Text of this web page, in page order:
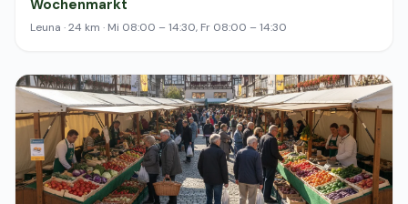
Wochenmarkt
Leuna · 24 km · Mi 08:00 – 14:30, Fr 08:00 – 14:30